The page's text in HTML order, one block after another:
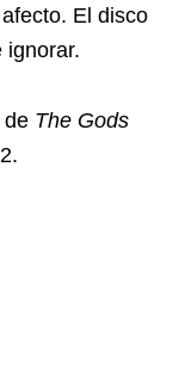
El disco
ignorar.
de The Gods